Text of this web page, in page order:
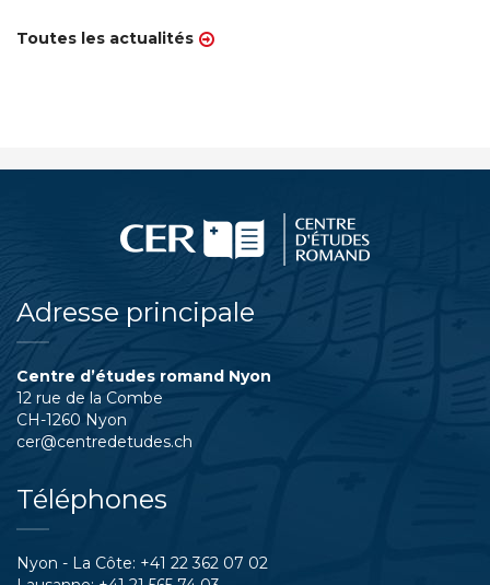
Toutes les actualités
Adresse principale
Centre d’études romand Nyon
12 rue de la Combe
CH-1260 Nyon
cer@centredetudes.ch
Téléphones
Nyon - La Côte: +41 22 362 07 02